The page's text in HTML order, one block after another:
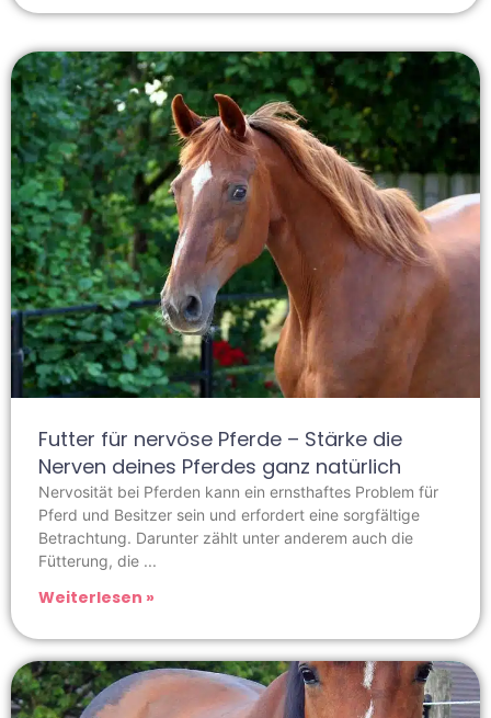
Futter für nervöse Pferde – Stärke die
Nerven deines Pferdes ganz natürlich
Nervosität bei Pferden kann ein ernsthaftes Problem für
Pferd und Besitzer sein und erfordert eine sorgfältige
Betrachtung. Darunter zählt unter anderem auch die
Fütterung, die
Weiterlesen »